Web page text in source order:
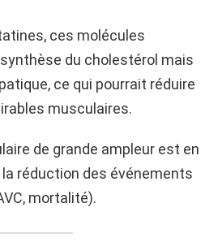
ces molécules
du cholestérol mais
ce qui pourrait réduire
musculaires.
de grande ampleur est en
réduction des événements
mortalité).